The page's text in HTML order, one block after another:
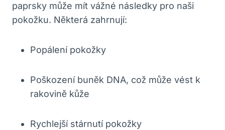
paprsky může mít vážné následky pro naši
pokožku. Některá zahrnují:
Popálení pokožky
Poškození buněk DNA, což může vést k
rakovině kůže
Rychlejší stárnutí pokožky